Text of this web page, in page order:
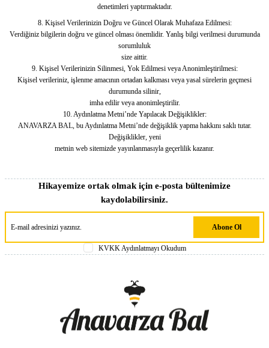
denetimleri yaptırmaktadır.
8. Kişisel Verilerinizin Doğru ve Güncel Olarak Muhafaza Edilmesi:
Verdiğiniz bilgilerin doğru ve güncel olması önemlidir. Yanlış bilgi verilmesi durumunda
sorumluluk
size aittir.
9. Kişisel Verilerinizin Silinmesi, Yok Edilmesi veya Anonimleştirilmesi:
Kişisel verileriniz, işlenme amacının ortadan kalkması veya yasal sürelerin geçmesi
durumunda silinir,
imha edilir veya anonimleştirilir.
10. Aydınlatma Metni’nde Yapılacak Değişiklikler:
ANAVARZA BAL, bu Aydınlatma Metni’nde değişiklik yapma hakkını saklı tutar.
Değişiklikler, yeni
metnin web sitemizde yayınlanmasıyla geçerlilik kazanır.
Hikayemize ortak olmak için e-posta bültenimize
kaydolabilirsiniz.
KVKK Aydınlatmayı Okudum
Abone Ol